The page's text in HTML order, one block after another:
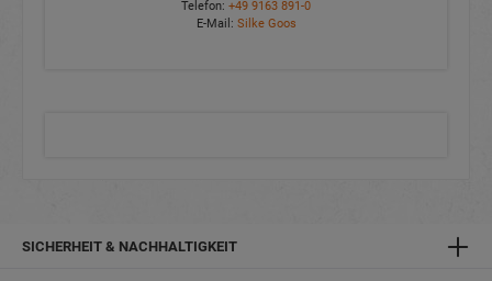
Telefon: +49 9163 891-0
E-Mail: Silke Goos
SICHERHEIT & NACHHALTIGKEIT